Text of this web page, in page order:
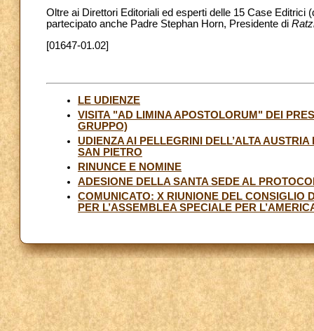
Oltre ai Direttori Editoriali ed esperti delle 15 Case Editrici
partecipato anche Padre Stephan Horn, Presidente di
[01647-01.02]
LE UDIENZE
VISITA "AD LIMINA APOSTOLORUM" DEI
GRUPPO)
UDIENZA AI PELLEGRINI DELL’ALTA
SAN PIETRO
RINUNCE E NOMINE
ADESIONE DELLA SANTA SEDE AL
COMUNICATO: X RIUNIONE DEL CONSIGLIO
PER L’ASSEMBLEA SPECIALE PER